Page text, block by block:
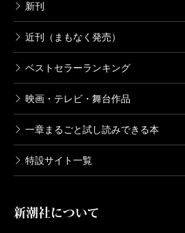
新刊
近刊（まもなく発売）
ベストセラーランキング
映画・テレビ・舞台作品
一章まるごと試し読みできる本
特設サイト一覧
新潮社について